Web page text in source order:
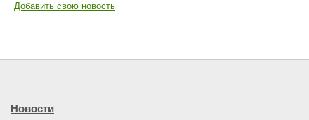
Добавить свою новость
Новости